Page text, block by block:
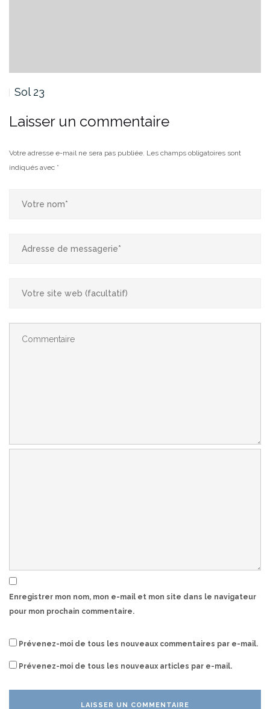
Sol 23
Laisser un commentaire
Votre adresse e-mail ne sera pas publiée. Les champs obligatoires sont
indiqués avec *
Enregistrer mon nom, mon e-mail et mon site dans le navigateur
pour mon prochain commentaire.
Prévenez-moi de tous les nouveaux commentaires par e-mail.
Prévenez-moi de tous les nouveaux articles par e-mail.